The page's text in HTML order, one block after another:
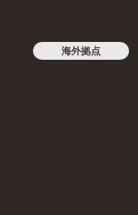
海外拠点